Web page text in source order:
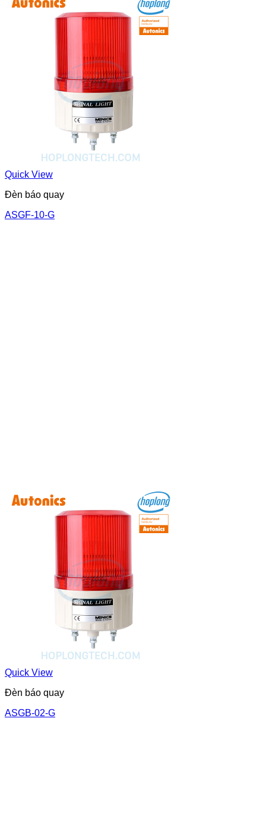
Quick View
Đèn báo quay
ASGF-10-G
Quick View
Đèn báo quay
ASGB-02-G